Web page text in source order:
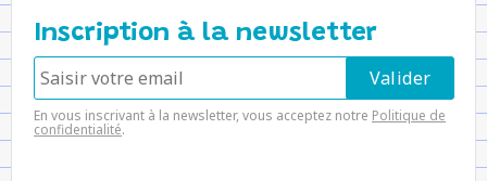
Inscription à la newsletter
En vous inscrivant à la newsletter, vous acceptez notre Politique de
confidentialité.